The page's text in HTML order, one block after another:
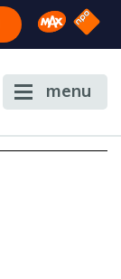
Omroep
NPO
menu